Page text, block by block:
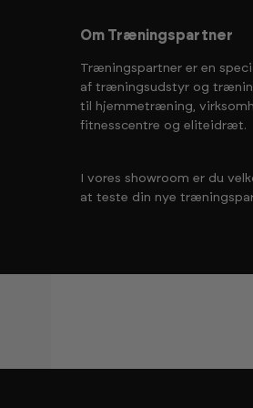
Om Træningspartner
Træningspartner er en
af træningsudstyr og
til hjemmetræning,
fitnesscentre og eliteidræt.
I vores showroom er du
at teste din nye